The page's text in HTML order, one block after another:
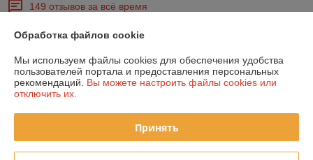
149 отзывов за всё время
Покупатель
Очень плохо
Заказанной позиции нет в наличии.
Отлично
Обработка файлов cookie
Мы используем файлы cookies для обеспечения удобства
пользователей портала и предоставления персональных
рекомендаций. Вы можете настроить файлы cookies или
отключить их.
Принять